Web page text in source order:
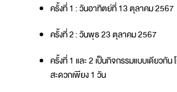
ครั้งที่ 1 : วันอาทิตย์ที่ 13 ตุลาคม 2567
ครั้งที่ 2 : วันพุธ 23 ตุลาคม 2567
ครั้งที่ 1 และ 2 เป็นกิจกรรมแบบเดียวกัน
สะดวกเพียง 1 วัน